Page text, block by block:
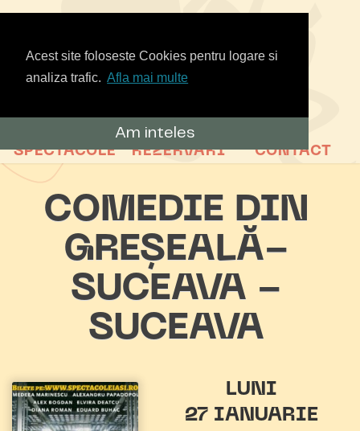
Acest site foloseste Cookies pentru logare si
analiza trafic. Afla mai multe
Am inteles
SPECTACOLE REZERVARI CONTACT
COMEDIE DIN
GREȘEALĂ-
SUCEAVA -
SUCEAVA
LUNI
27 IANUARIE